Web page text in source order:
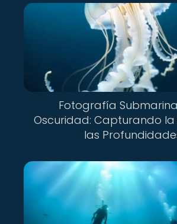
Fotografía
Oscuridad: Capturando la
las